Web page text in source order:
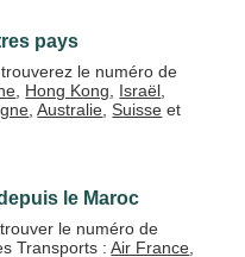
pays
le numéro de
Hong Kong Israël
,Australie ,Suisse et
le Maroc
le numéro de
Transports :Air France